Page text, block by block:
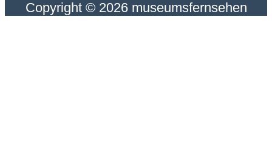
Copyright © 2026 museumsfernsehen